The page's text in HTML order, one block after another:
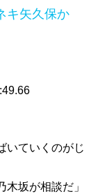
キ矢久保か
いていくのがじ
坂が相談だ」